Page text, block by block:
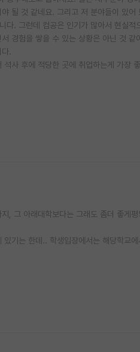
될 것 같네요. 그리고 저 분야들이 있어
다. 그런데 컴공은 인기가 많아서 현실
경험을 쌓을 수 있는 상황은 아닌 것
.
사 후에 적당한 곳에 취업하는게 가장 좋
그 아래대학보다는 그래도 좀더 좋게
기는 한데.. 학생입장에서는 해당학교